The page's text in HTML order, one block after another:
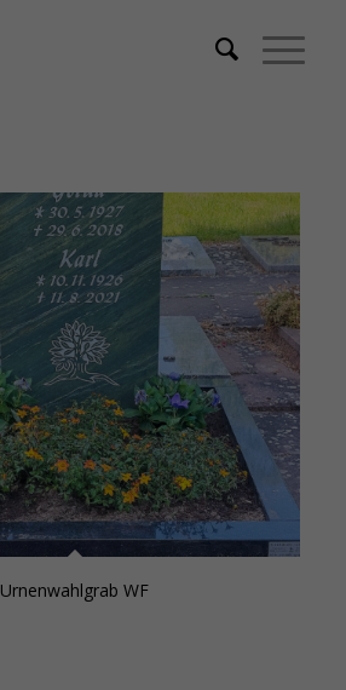
Urnenwahlgrab WF